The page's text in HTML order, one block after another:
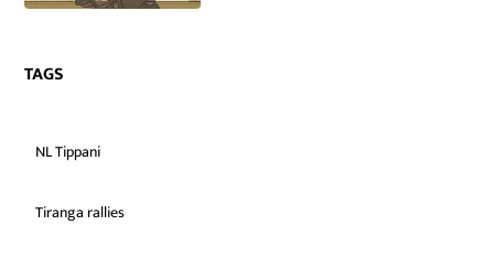
TAGS
NL Tippani
Tiranga rallies